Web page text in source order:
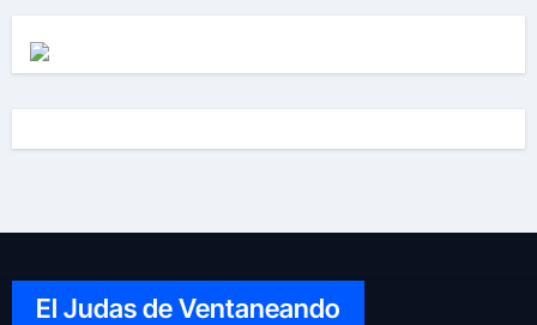
El Judas de Ventaneando